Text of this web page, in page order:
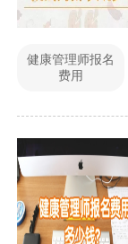
健康管理师报名
费用